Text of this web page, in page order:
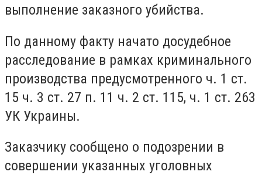
выполнение заказного убийства.
По данному факту начато досудебное
расследование в рамках криминального
производства предусмотренного ч. 1 ст.
15 ч. 3 ст. 27 п. 11 ​​ч. 2 ст. 115, ч. 1 ст. 263
УК Украины.
Заказчику сообщено о подозрении в
совершении указанных уголовных